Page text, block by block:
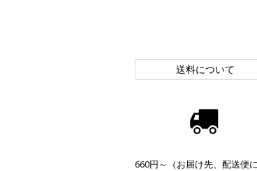
送料について
660円～（お届け先、配送便